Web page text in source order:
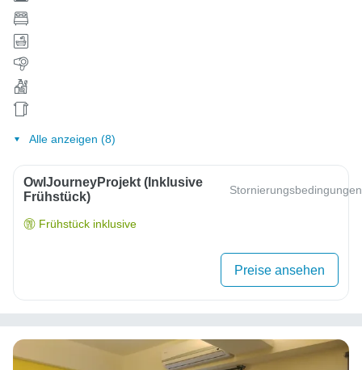
Alle anzeigen (8)
OwlJourneyProjekt (inklusive
Frühstück)
Stornierungsbedingungen
Frühstück inklusive
Preise ansehen